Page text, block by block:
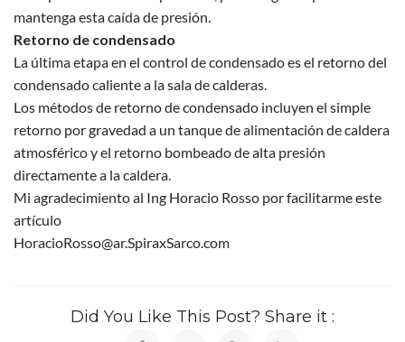
mantenga esta caída de presión.
Retorno de condensado
La última etapa en el control de condensado es el retorno del
condensado caliente a la sala de calderas.
Los métodos de retorno de condensado incluyen el simple
retorno por gravedad a un tanque de alimentación de caldera
atmosférico y el retorno bombeado de alta presión
directamente a la caldera.
Mi agradecimiento al Ing Horacio Rosso por facilitarme este
artículo
HoracioRosso@ar.SpiraxSarco.com
Did You Like This Post? Share it :